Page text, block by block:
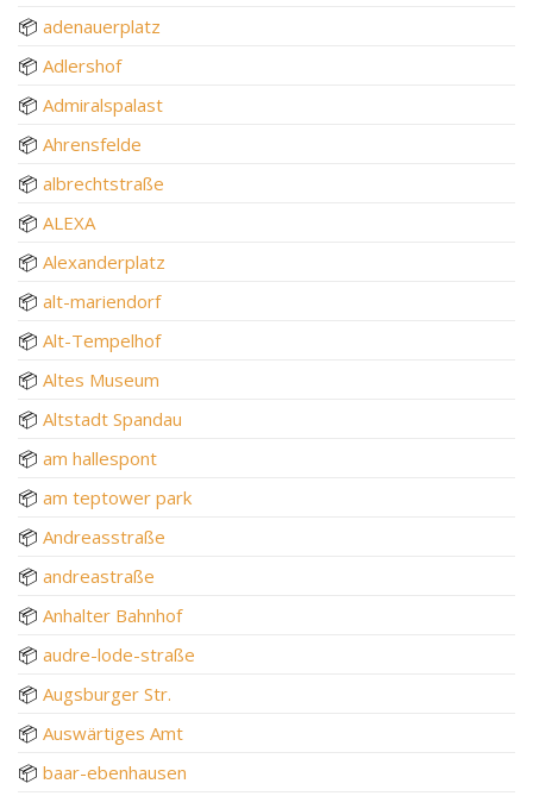
📦 adenauerplatz
📦 Adlershof
📦 Admiralspalast
📦 Ahrensfelde
📦 albrechtstraße
📦 ALEXA
📦 Alexanderplatz
📦 alt-mariendorf
📦 Alt-Tempelhof
📦 Altes Museum
📦 Altstadt Spandau
📦 am hallespont
📦 am teptower park
📦 Andreasstraße
📦 andreastraße
📦 Anhalter Bahnhof
📦 audre-lode-straße
📦 Augsburger Str.
📦 Auswärtiges Amt
📦 baar-ebenhausen